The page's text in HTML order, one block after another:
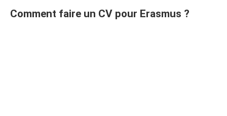
Comment faire un CV pour Erasmus ?